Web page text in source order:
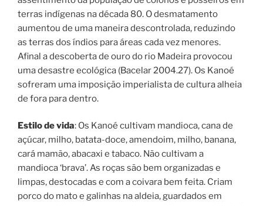
terras indígenas na década 80. O desmatamento
aumentou de uma maneira descontrolada, reduzindo
as terras dos índios para áreas cada vez menores.
Afinal a descoberta de ouro do rio Madeira provocou
uma desastre ecológica (Bacelar 2004.27). Os Kanoé
sofreram uma imposição imperialista de cultura alheia
de fora para dentro.
Estilo de vida: Os Kanoé cultivam mandioca, cana de
açúcar, milho, batata-doce, amendoim, milho, banana,
cará mamão, abacaxi e tabaco. Não cultivam a
mandioca ‘brava’. As roças são bem organizadas e
limpas, destocadas e com a coivara bem feita. Criam
porco do mato e galinhas na aldeia, guardados em